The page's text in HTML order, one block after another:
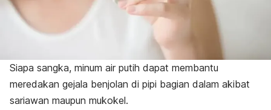
Siapa sangka, minum air putih dapat membantu
meredakan gejala benjolan di pipi bagian dalam akibat
sariawan maupun mukokel.